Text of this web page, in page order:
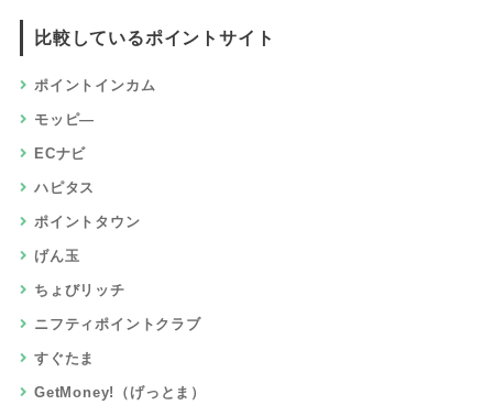
比較しているポイントサイト
ポイントインカム
モッピ―
ECナビ
ハピタス
ポイントタウン
げん玉
ちょびリッチ
ニフティポイントクラブ
すぐたま
GetMoney!（げっとま）